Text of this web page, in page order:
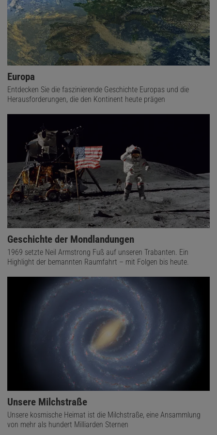
Europa
Entdecken Sie die faszinierende Geschichte Europas und die
Herausforderungen, die den Kontinent heute prägen
Geschichte der Mondlandungen
1969 setzte Neil Armstrong Fuß auf unseren Trabanten. Ein
Highlight der bemannten Raumfahrt – mit Folgen bis heute.
Unsere Milchstraße
Unsere kosmische Heimat ist die Milchstraße, eine Ansammlung
von mehr als hundert Milliarden Sternen